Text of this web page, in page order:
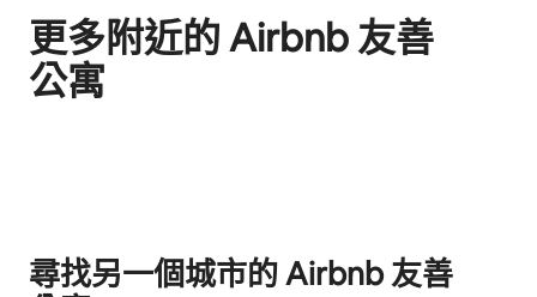
更多附近的 Airbnb 友⁠善
公⁠寓
尋找另一個城市的 Airbnb 友⁠善